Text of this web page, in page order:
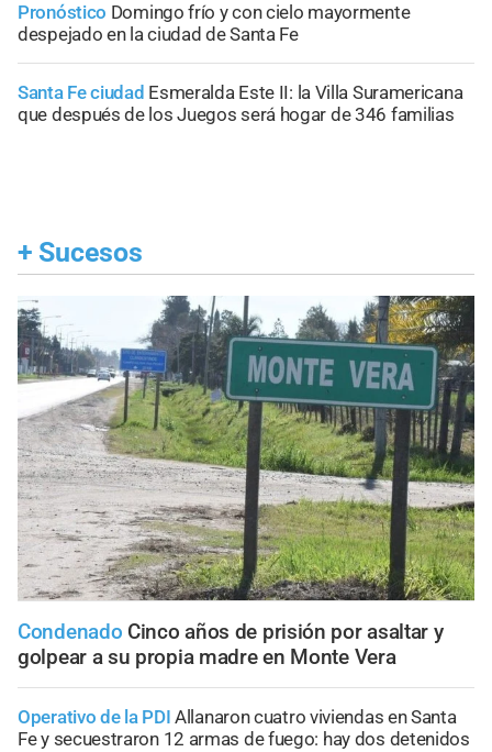
Pronóstico Domingo frío y con cielo mayormente
despejado en la ciudad de Santa Fe
Santa Fe ciudad Esmeralda Este II: la Villa Suramericana
que después de los Juegos será hogar de 346 familias
+ Sucesos
Condenado Cinco años de prisión por asaltar y
golpear a su propia madre en Monte Vera
Operativo de la PDI Allanaron cuatro viviendas en Santa
Fe y secuestraron 12 armas de fuego: hay dos detenidos